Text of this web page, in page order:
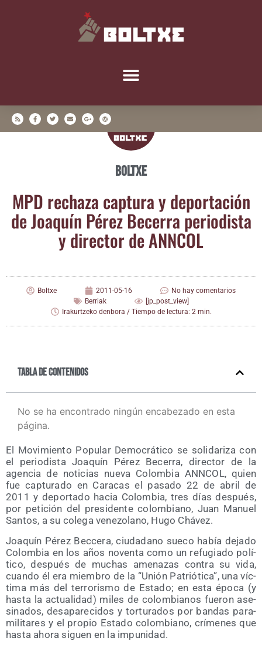
Boltxe
MPD recha­za cap­tu­ra y depor­ta­ción
de Joa­quín Pérez Bece­rra perio­dis­ta
y direc­tor de ANNCOL
Boltxe 2011-05-16
No hay comentarios
Berriak
[jp_post_view]
Irakurtzeko denbora / Tiempo de lectura: 2 min.
Tabla de contenidos
No se ha encontrado ningún encabezado en esta
página.
El Movi­mien­to Popu­lar Demo­crá­ti­co se soli­da­ri­za con
el perio­dis­ta Joa­quín Pérez Bece­rra, direc­tor de la
agen­cia de noti­cias nue­va Colom­bia ANNCOL, quien
fue cap­tu­ra­do en Cara­cas el pasa­do 22 de abril de
2011 y depor­ta­do hacia Colom­bia, tres días des­pués,
por peti­ción del pre­si­den­te colom­biano, Juan Manuel
San­tos, a su cole­ga vene­zo­lano, Hugo Chávez.
Joa­quín Pérez Bec­ce­ra, ciu­da­dano sue­co había deja­do
Colom­bia en los años noven­ta como un refu­gia­do polí­
ti­co, des­pués de muchas ame­na­zas con­tra su vida,
cuan­do él era miem­bro de la “Unión Patrió­ti­ca”, una víc­
ti­ma más del terro­ris­mo de Esta­do; en esta épo­ca (y
has­ta la actua­li­dad) miles de colom­bia­nos fue­ron ase­
si­na­dos, des­apa­re­ci­dos y tor­tu­ra­dos por ban­das para­
mi­li­ta­res y el pro­pio Esta­do colom­biano, crí­me­nes que
has­ta aho­ra siguen en la impunidad.